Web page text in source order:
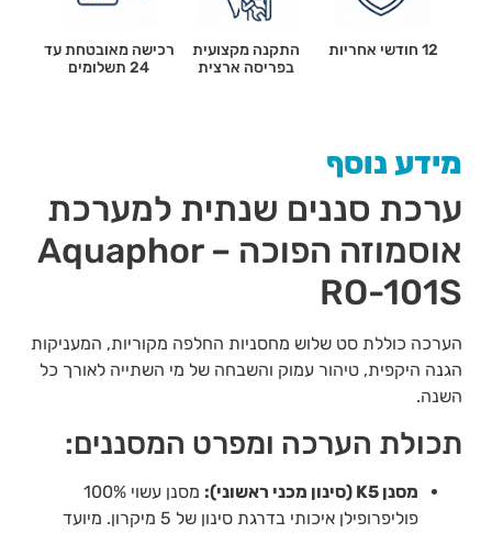
12 חודשי אחריות
התקנה מקצועית
בפריסה ארצית
רכישה מאובטחת עד
24 תשלומים
מידע נוסף
ערכת סננים שנתית למערכת
אוסמוזה הפוכה – Aquaphor
RO-101S
הערכה כוללת סט שלוש מחסניות החלפה מקוריות, המעניקות
הגנה היקפית, טיהור עמוק והשבחה של מי השתייה לאורך כל
השנה.
תכולת הערכה ומפרט המסננים:
מסנן K5 (סינון מכני ראשוני):
מסנן עשוי 100%
פוליפרופילן איכותי בדרגת סינון של 5 מיקרון. מיועד